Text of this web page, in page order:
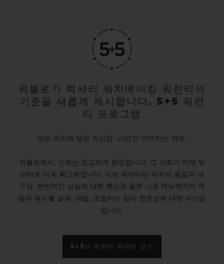
위블로가 럭셔리 워치메이킹 워런티의
기준을 새롭게 제시합니다. 5+5 워런
티 프로그램
모든 워치에 담은 자신감. 10년간 이어지는 약속.
위블로에서, 신뢰는 정교하게 완성됩니다. 그 신뢰가 이제 워
런티로 더욱 확고해집니다. 이번 워런티는 워치의 품질과 내
구성, 전반적인 성능에 대한 확신은 물론 니옹 매뉴팩처의 역
량과 워치를 설계, 개발, 조립하는 팀의 전문성에 대한 자신감
입니다.
5+5년 워런티 자세히 보기